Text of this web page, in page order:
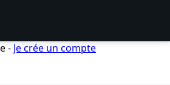
- Je crée un compte